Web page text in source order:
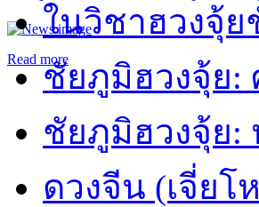
Read more
ในวิชาฮวงจุ้
ชัยภูมิฮวงจุ้ย:
ชัยภูมิฮวงจุ้ย:
ดวงจีน (เจี่ยโ